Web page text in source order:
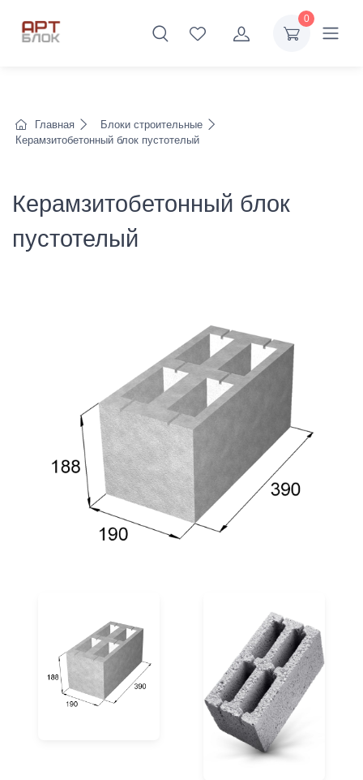
0
Главная
Блоки строительные
Керамзитобетонный блок пустотелый
Керамзитобетонный блок
пустотелый